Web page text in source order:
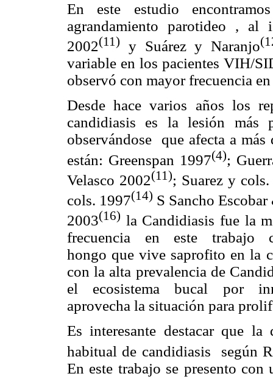
En este estudio
agrandamiento parotideo ,
2002(11) y Suárez y Naranjo
variable en los pacientes VIH/
observó con mayor frecuencia
Desde hace varios años los
candidiasis es la lesión más
observándose que afecta a
están: Greenspan 1997(4);
Velasco 2002(11); Suarez y
cols. 1997(14) S Sancho
2003(16) la Candidiasis fue la
frecuencia en este trabajo
hongo que vive saprofito en la
con la alta prevalencia de
el ecosistema bucal por
aprovecha la situación para
Es interesante destacar que
habitual de candidiasis según
En este trabajo se presento